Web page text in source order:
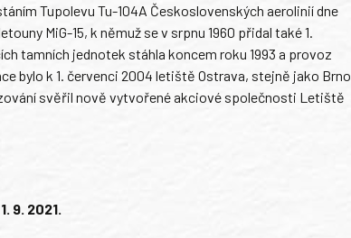
Tupolevu Tu-104A Československých aerolinií dne
MiG-15, k němuž se v srpnu 1960 přidal také 1.
tamních jednotek stáhla koncem roku 1993 a provoz
bylo k 1. červenci 2004 letiště Ostrava, stejně jako Brno
svěřil nově vytvořené akciové společnosti Letiště
9. 2021.